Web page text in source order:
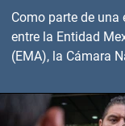
Hidalgo y BCS
Como parte de
entre la Entidad
(EMA), la Cámara